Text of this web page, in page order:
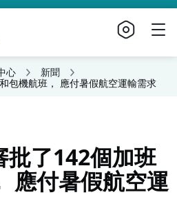
心
新聞
包機航班， 應付暑假航空運輸需求
批了142個加班
應付暑假航空運